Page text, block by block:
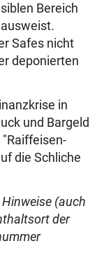
Bereich
Safes nicht
deponierten
in
und Bargeld
die Schliche
(auch
der